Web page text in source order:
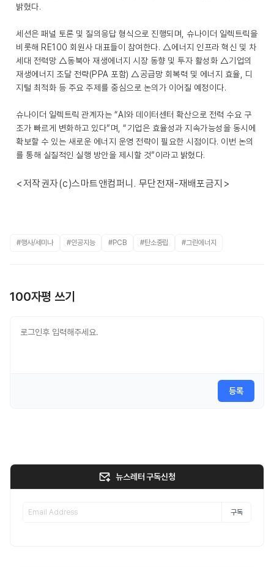
밝혔다.
세션은 패널 토론 및 질의응답 형식으로 진행되며, 슈나이더 일렉트릭을
비롯해 RE100 회원사 대표들이 참여한다. △에너지 인프라 혁신 및 차
세대 전력망 △동북아 재생에너지 시장 동향 및 투자 활성화 △기업의
재생에너지 조달 전략(PPA 포함) △공급망 회복력 및 에너지 효율, 디
지털 최적화 등 주요 주제를 중심으로 논의가 이어질 예정이다.
슈나이더 일렉트릭 관계자는 “AI와 데이터센터 확산으로 전력 수요 구
조가 빠르게 변화하고 있다”며, “기업은 효율성과 지속가능성을 동시에
확보할 수 있는 새로운 에너지 운영 전략이 필요한 시점이다. 이번 논의
를 통해 실질적인 실행 방안을 제시할 것”이라고 밝혔다.
<저작권자(c)스마트앤컴퍼니. 무단전재-재배포금지>
#행사/세미나 #인공지능 #PCB #탄소중립 #그린에너지
100자평 쓰기
등록
뉴스레터 구독신청
구독